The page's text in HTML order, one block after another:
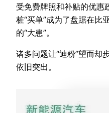
受免费牌照和补贴的优惠
桩“买单”成为了盘踞在比
的“大患”。
诸多问题让“迪粉”望而却
依旧突出。